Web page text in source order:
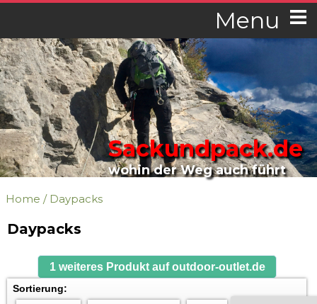
Menu
Sackundpack.de
wohin der Weg auch führt
Home / Daypacks
Daypacks
1 weiteres Produkt auf outdoor-outlet.de
Sortierung: